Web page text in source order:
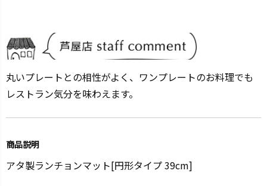
丸いプレートとの相性がよく、ワンプレートのお料理でも
レストラン気分を味わえます。
商品説明
アタ製ランチョンマット[円形タイプ 39cm]